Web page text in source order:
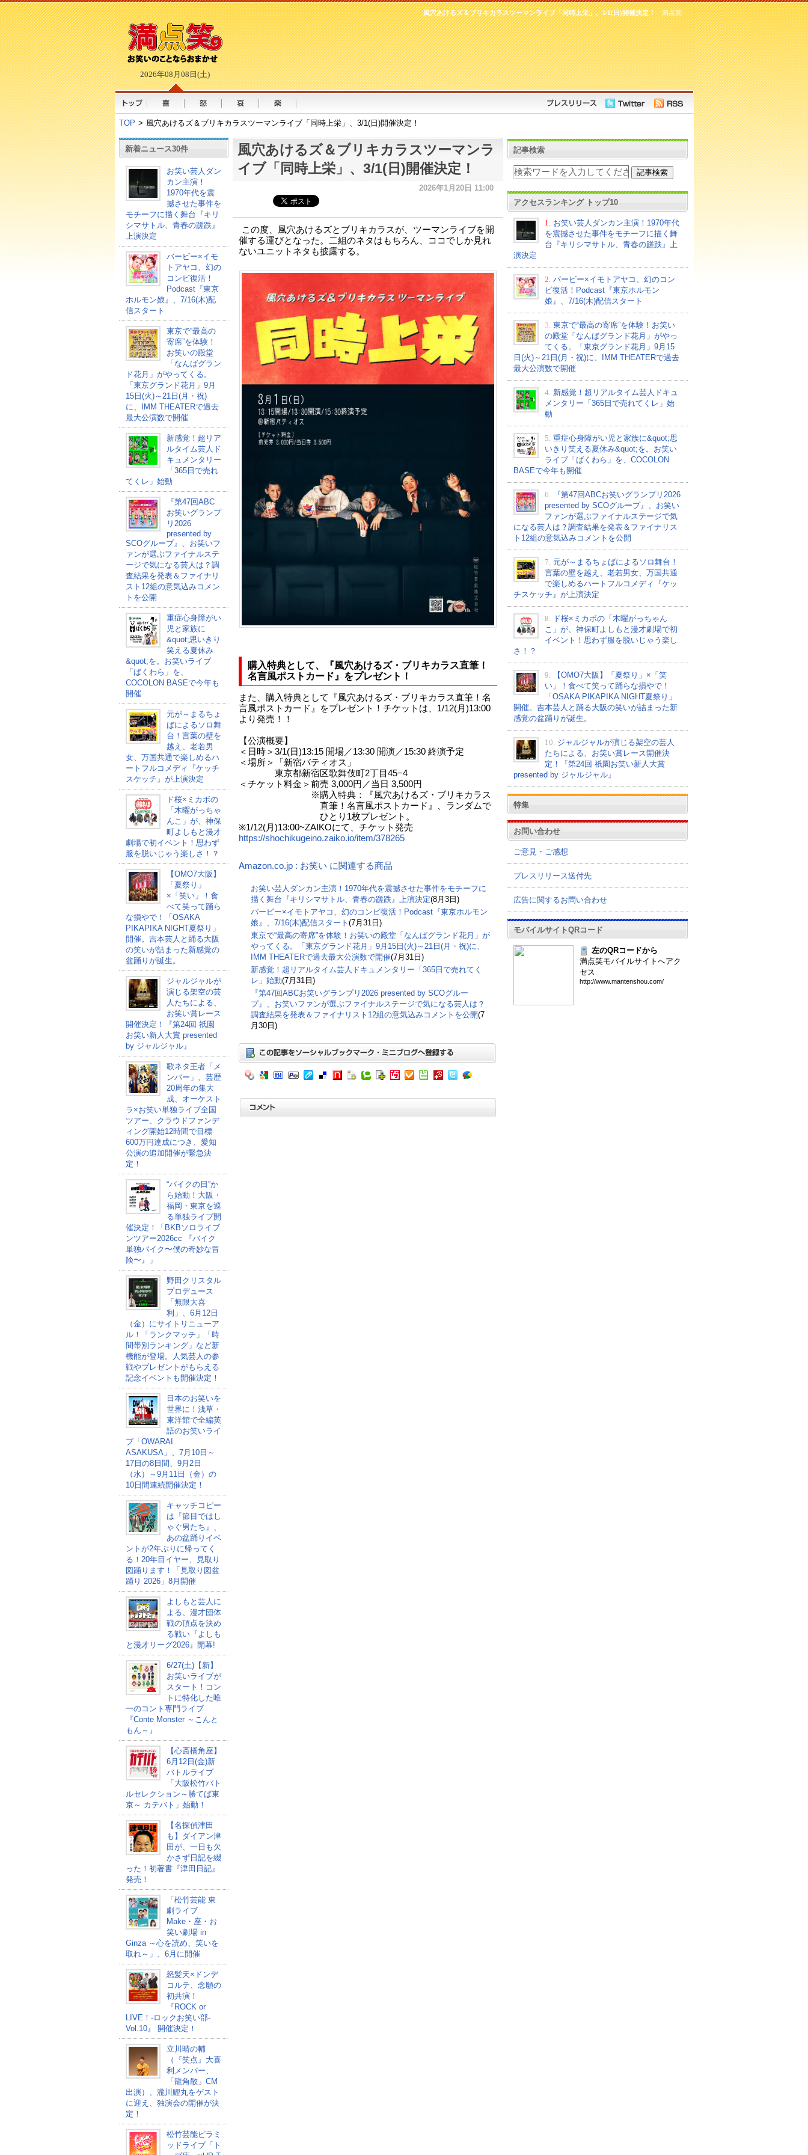
2026年08月08日(土)
満点笑
風穴あけるズ＆ブリキカラスツーマンライブ「同時上栄」、3/1(日)開催決定！
TOP > 風穴あけるズ＆ブリキカラスツーマンライブ「同時上栄」、3/1(日)開催決定！
新着ニュース30件
お笑い芸人ダン
カン主演！
1970年代を震
撼させた事件を
モチーフに描く舞台『キリ
シマサトル、青春の蹉跌』
上演決定
バービー×イモ
トアヤコ、幻の
コンビ復活！
Podcast『東京
ホルモン娘』、7/16(木)配
信スタート
東京で“最高の
寄席”を体験！
お笑いの殿堂
「なんばグラン
ド花月」がやってくる。
「東京グランド花月」9月
15日(火)～21日(月・祝)
に、IMM THEATERで過去
最大公演数で開催
新感覚！超リア
ルタイム芸人ド
キュメンタリー
「365日で売れ
てくレ」始動
『第47回ABC
お笑いグランプ
リ2026
presented by
SCOグループ』、お笑いフ
ァンが選ぶファイナルステ
ージで気になる芸人は？調
査結果を発表＆ファイナリ
スト12組の意気込みコメン
トを公開
重症心身障がい
児と家族に
&quot;思いきり
笑える夏休み
&quot;を。お笑いライブ
「ばくわら」を、
COCOLON BASEで今年も
開催
元が～まるちょ
ばによるソロ舞
台！言葉の壁を
越え、老若男
女、万国共通で楽しめるハ
ートフルコメディ『ケッチ
スケッチ』が上演決定
ド桜×ミカボの
「木曜がっちゃ
んこ」が、神保
町よしもと漫才
劇場で初イベント！思わず
服を脱いじゃう楽しさ！？
【OMO7大阪】
「夏祭り」
×「笑い」！食
べて笑って踊ら
な損やで！「OSAKA
PIKAPIKA NIGHT夏祭り」
開催。吉本芸人と踊る大阪
の笑いが詰まった新感覚の
盆踊りが誕生。
ジャルジャルが
演じる架空の芸
人たちによる、
お笑い賞レース
開催決定！『第24回 祇園
お笑い新人大賞 presented
by ジャルジャル』
歌ネタ王者「メ
ンバー」、芸歴
20周年の集大
成、オーケスト
ラ×お笑い単独ライブ全国
ツアー、クラウドファンデ
ィング開始12時間で目標
600万円達成につき、愛知
公演の追加開催が緊急決
定！
“バイクの日”か
ら始動！大阪・
福岡・東京を巡
る単独ライブ開
催決定！「BKBソロライブ
ンツアー2026cc 『バイク
単独バイク〜僕の奇妙な冒
険〜』」
野田クリスタル
プロデュース
「無限大喜
利」、6月12日
（金）にサイトリニューア
ル！「ランクマッチ」「時
間帯別ランキング」など新
機能が登場。人気芸人の参
戦やプレゼントがもらえる
記念イベントも開催決定！
日本のお笑いを
世界に！浅草・
東洋館で全編英
語のお笑いライ
ブ「OWARAI
ASAKUSA」、7月10日～
17日の8日間、9月2日
（水）～9月11日（金）の
10日間連続開催決定！
キャッチコピー
は『節目ではし
ゃぐ男たち』、
あの盆踊りイベ
ントが2年ぶりに帰ってく
る！20年目イヤー、見取り
図踊ります！「見取り図盆
踊り 2026」8月開催
よしもと芸人に
よる、漫才団体
戦の頂点を決め
る戦い『よしも
と漫才リーグ2026』開幕!
6/27(土)【新】
お笑いライブが
スタート！コン
トに特化した唯
一のコント専門ライブ
『Conte Monster ～こんと
もん～』
【心斎橋角座】
6月12日(金)新
バトルライブ
「大阪松竹バト
ルセレクション～勝てば東
京～ カテバト」始動！
【名探偵津田
も】ダイアン津
田が、一日も欠
かさず日記を綴
った！初著書『津田日記』
発売！
「松竹芸能 東
劇ライブ
Make・座・お
笑い劇場 in
Ginza ～心を読め、笑いを
取れ～」、6月に開催
怒髪天×ドンデ
コルテ、念願の
初共演！
『ROCK or
LIVE！-ロックお笑い部-
Vol.10』 開催決定！
立川晴の輔
（『笑点』大喜
利メンバー、
「龍角散」CM
出演）、瀧川鯉丸をゲスト
に迎え、独演会の開催が決
定！
松竹芸能ピラミ
ッドライブ「ト
風穴あけるズ＆ブリキカラスツーマンラ
イブ「同時上栄」、3/1(日)開催決定！
2026年1月20日 11:00
この度、風穴あけるズとブリキカラスが、ツーマンライブを開
催する運びとなった。二組のネタはもちろん、ココでしか見れ
ないユニットネタも披露する。
購入特典として、『風穴あけるズ・ブリキカラス直筆！
名言風ポストカード』をプレゼント！
また、購入特典として『風穴あけるズ・ブリキカラス直筆！名
言風ポストカード』をプレゼント！チケットは、1/12(月)13:00
より発売！！
【公演概要】
＜日時＞3/1(日)13:15 開場／13:30 開演／15:30 終演予定
＜場所＞「新宿バティオス」
東京都新宿区歌舞伎町2丁目45−4
＜チケット料金＞前売 3,000円／当日 3,500円
※購入特典：『風穴あけるズ・ブリキカラス
直筆！名言風ポストカード』、ランダムで
ひとり1枚プレゼント。
※1/12(月)13:00~ZAIKOにて、チケット発売
https://shochikugeino.zaiko.io/item/378265
Amazon.co.jp : お笑い に関連する商品
お笑い芸人ダンカン主演！1970年代を震撼させた事件をモチーフに
描く舞台『キリシマサトル、青春の蹉跌』上演決定(8月3日)
バービー×イモトアヤコ、幻のコンビ復活！Podcast『東京ホルモン
娘』、7/16(木)配信スタート (7月31日)
東京で“最高の寄席”を体験！お笑いの殿堂「なんばグランド花月」が
やってくる。「東京グランド花月」9月15日(火)～21日(月・祝)に、
IMM THEATERで過去最大公演数で開催(7月31日)
新感覚！超リアルタイム芸人ドキュメンタリー「365日で売れてく
レ」始動(7月31日)
『第47回ABCお笑いグランプリ2026 presented by SCOグルー
プ』、お笑いファンが選ぶファイナルステージで気になる芸人は？
調査結果を発表＆ファイナリスト12組の意気込みコメントを公開(7
月30日)
記事検索
アクセスランキング トップ10
1.
お笑い芸人ダンカン主演！1970年代
を震撼させた事件をモチーフに描く舞
台『キリシマサトル、青春の蹉跌』上
演決定
2. バービー×イモトアヤコ、幻のコン
ビ復活！Podcast『東京ホルモン
娘』、7/16(木)配信スタート
3. 東京で“最高の寄席”を体験！お笑い
の殿堂「なんばグランド花月」がやっ
てくる。「東京グランド花月」9月15
日(火)～21日(月・祝)に、IMM THEATERで過去
最大公演数で開催
4. 新感覚！超リアルタイム芸人ドキュ
メンタリー「365日で売れてくレ」始
動
5. 重症心身障がい児と家族に&quot;思
いきり笑える夏休み&quot;を。お笑い
ライブ「ばくわら」を、COCOLON
BASEで今年も開催
6.
『第47回ABCお笑いグランプリ2026
presented by SCOグループ』、お笑い
ファンが選ぶファイナルステージで気
になる芸人は？調査結果を発表＆ファイナリス
ト12組の意気込みコメントを公開
7. 元が～まるちょばによるソロ舞台！
言葉の壁を越え、老若男女、万国共通
で楽しめるハートフルコメディ『ケッ
チスケッチ』が上演決定
8.
ド桜×ミカボの「木曜がっちゃん
こ」が、神保町よしもと漫才劇場で初
イベント！思わず服を脱いじゃう楽し
さ！？
9.
【OMO7大阪】「夏祭り」×「笑
い」！食べて笑って踊らな損やで！
「OSAKA PIKAPIKA NIGHT夏祭り」
開催。吉本芸人と踊る大阪の笑いが詰まった新
感覚の盆踊りが誕生。
10. ジャルジャルが演じる架空の芸人
たちによる、お笑い賞レース開催決
定！『第24回 祇園お笑い新人大賞
presented by ジャルジャル』
特集
お問い合わせ
ご意見・ご感想
プレスリリース送付先
広告に関するお問い合わせ
モバイルサイトQRコード
左のQRコードから
満点笑モバイルサイトへアク
セス
http://www.mantenshou.com/